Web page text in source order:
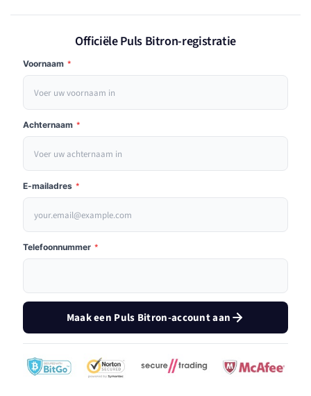
Officiële Puls Bitron-registratie
Voornaam *
Achternaam *
E-mailadres *
Telefoonnummer *
Maak een Puls Bitron-account aan